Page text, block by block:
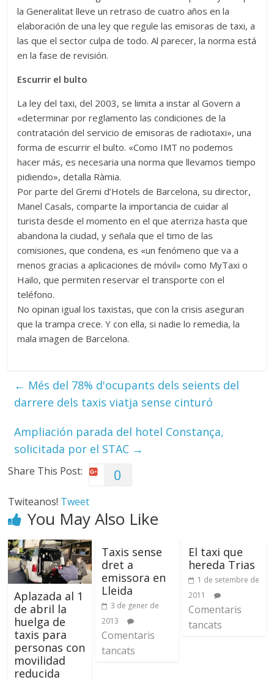
la Generalitat lleve un retraso de cuatro años en la
elaboración de una ley que regule las emisoras de taxi, a
las que el sector culpa de todo. Al parecer, la norma está
en la fase de revisión.
Escurrir el bulto
La ley del taxi, del 2003, se limita a instar al Govern a
«determinar por reglamento las condiciones de la
contratación del servicio de emisoras de radiotaxi», una
forma de escurrir el bulto. «Como IMT no podemos
hacer más, es necesaria una norma que llevamos tiempo
pidiendo», detalla Ràmia.
Por parte del Gremi d’Hotels de Barcelona, su director,
Manel Casals, comparte la importancia de cuidar al
turista desde el momento en el que aterriza hasta que
abandona la ciudad, y señala que el timo de las
comisiones, que condena, es «un fenómeno que va a
menos gracias a aplicaciones de móvil» como MyTaxi o
Hailo, que permiten reservar el transporte con el
teléfono.
No opinan igual los taxistas, que con la crisis aseguran
que la trampa crece. Y con ella, si nadie lo remedia, la
mala imagen de Barcelona.
← Més del 78% d'ocupants dels seients del
darrere dels taxis viatja sense cinturó
Ampliación parada del hotel Constança,
solicitada por el STAC →
Share This Post: 0
Twiteanos! Tweet
You May Also Like
Aplazada al 1
de abril la
huelga de
taxis para
personas con
movilidad
reducida
Taxis sense
dret a
emissora en
Lleida
3 de gener de
2013
Comentaris
tancats
El taxi que
hereda Trias
1 de setembre de
2011
Comentaris
tancats